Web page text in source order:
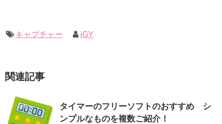
キャプチャー iGY
関連記事
タイマーのフリーソフトのおすすめ シ
ンプルなものを複数ご紹介！